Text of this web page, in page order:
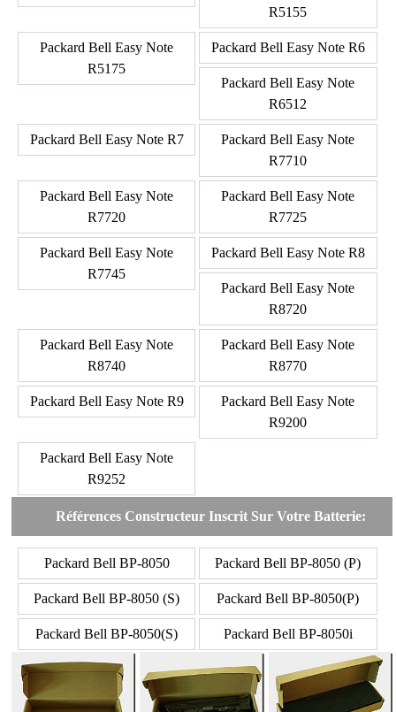
R5155
Packard Bell Easy Note
R5175
Packard Bell Easy Note R6
Packard Bell Easy Note
R6512
Packard Bell Easy Note R7
Packard Bell Easy Note
R7710
Packard Bell Easy Note
R7720
Packard Bell Easy Note
R7725
Packard Bell Easy Note
R7745
Packard Bell Easy Note R8
Packard Bell Easy Note
R8720
Packard Bell Easy Note
R8740
Packard Bell Easy Note
R8770
Packard Bell Easy Note R9
Packard Bell Easy Note
R9200
Packard Bell Easy Note
R9252
Références Constructeur Inscrit Sur Votre Batterie:
Packard Bell BP-8050 Packard Bell BP-8050 (P)
Packard Bell BP-8050 (S) Packard Bell BP-8050(P)
Packard Bell BP-8050(S) Packard Bell BP-8050i